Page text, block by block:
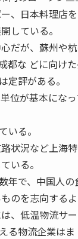
、日本料理店
している。
だが、蘇州や
都な どに向け
評がある。
位が基本にな
いる。
状況など上海
いる。
で、中国人の
のを志向するよ
、低温物流サー
る物流企業はま